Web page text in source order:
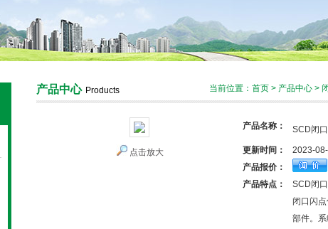
产品中心 Products 当前位置： 首页 > 产品中心 >
点击放大
产品名称： SCD闭
更新时间：
2023-
产品报价：
产品特点：
SCD闭
闭口闪
部件。